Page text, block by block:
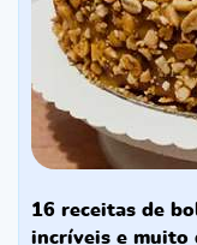
16 receitas de bolo de amendoim & preparos
incríveis e muito